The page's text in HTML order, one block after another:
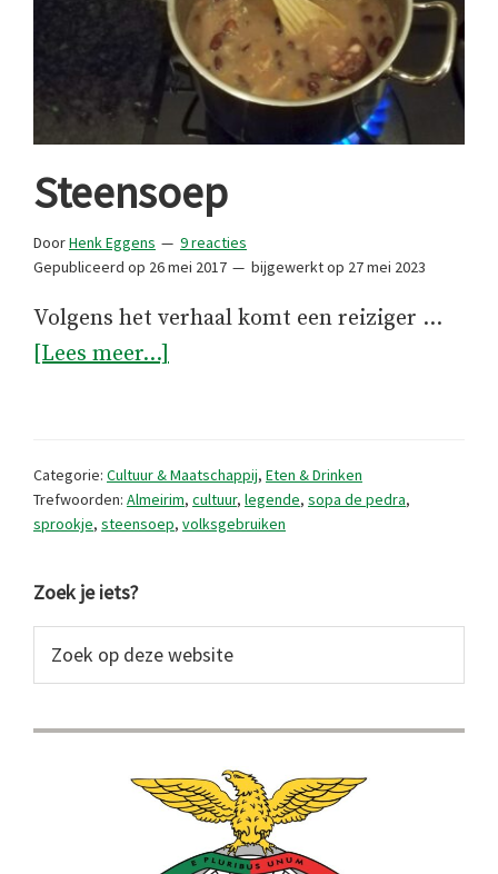
Steensoep
DoorHenk Eggens
9 reacties
Gepubliceerd op 26 mei 2017 bijgewerkt op 27 mei 2023
Volgens het verhaal komt een reiziger …
[Lees meer...]
Categorie: Cultuur & Maatschappij, Eten & Drinken
Trefwoorden: Almeirim, cultuur, legende, sopa de pedra,
sprookje, steensoep, volksgebruiken
Primaire
Sidebar
Zoek je iets?
op
website